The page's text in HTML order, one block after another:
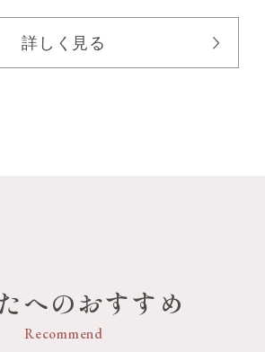
詳しく見る
へのおすすめ
Recommend